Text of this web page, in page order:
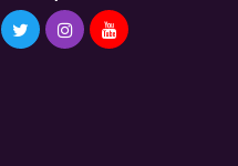
CDF